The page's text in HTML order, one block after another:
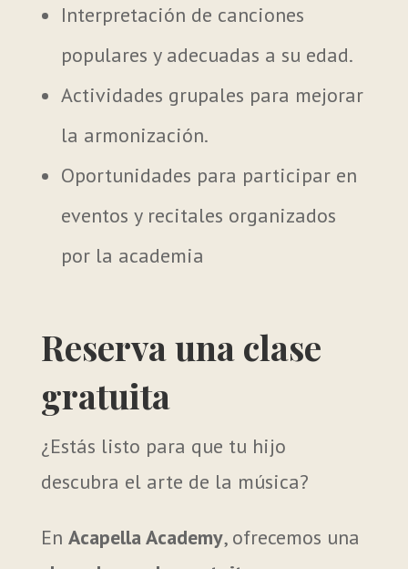
Interpretación de canciones
populares y adecuadas a su edad.
Actividades grupales para mejorar
la armonización.
Oportunidades para participar en
eventos y recitales organizados
por la academia
Reserva una clase
gratuita
¿Estás listo para que tu hijo
descubra el arte de la música?
En Acapella Academy, ofrecemos una